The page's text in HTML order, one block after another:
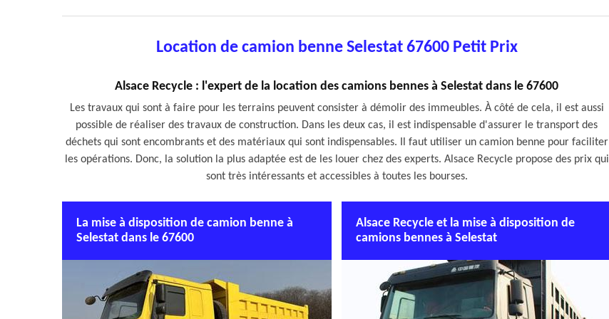
Location de camion benne Selestat 67600 Petit Prix
Alsace Recycle : l'expert de la location des camions bennes à Selestat dans le 67600
Les travaux qui sont à faire pour les terrains peuvent consister à démolir des immeubles. À côté de cela, il est aussi
possible de réaliser des travaux de construction. Dans les deux cas, il est indispensable d'assurer le transport des
déchets qui sont encombrants et des matériaux qui sont indispensables. Il faut utiliser un camion benne pour faciliter
les opérations. Donc, la solution la plus adaptée est de les louer chez des experts. Alsace Recycle propose des prix qui
sont très intéressants et accessibles à toutes les bourses.
La mise à disposition de camion benne à
Selestat dans le 67600
Alsace Recycle et la mise à disposition de
camions bennes à Selestat